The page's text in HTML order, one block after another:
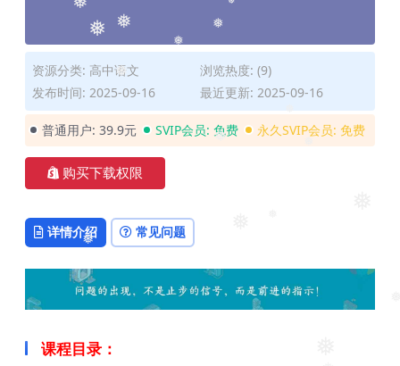
❅
❅
❅
❅
❅
❅
❅
资源分类: 高中语文
浏览热度: (9)
发布时间: 2025-09-16
最近更新: 2025-09-16
普通用户: 39.9元 SVIP会员: 免费 永久SVIP会员: 免费
购买下载权限
详情介绍 常见问题
课程目录：